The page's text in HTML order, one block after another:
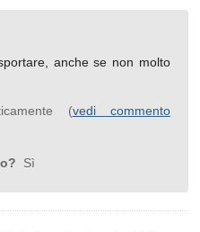
anche se non molto
(vedi commento
Sì